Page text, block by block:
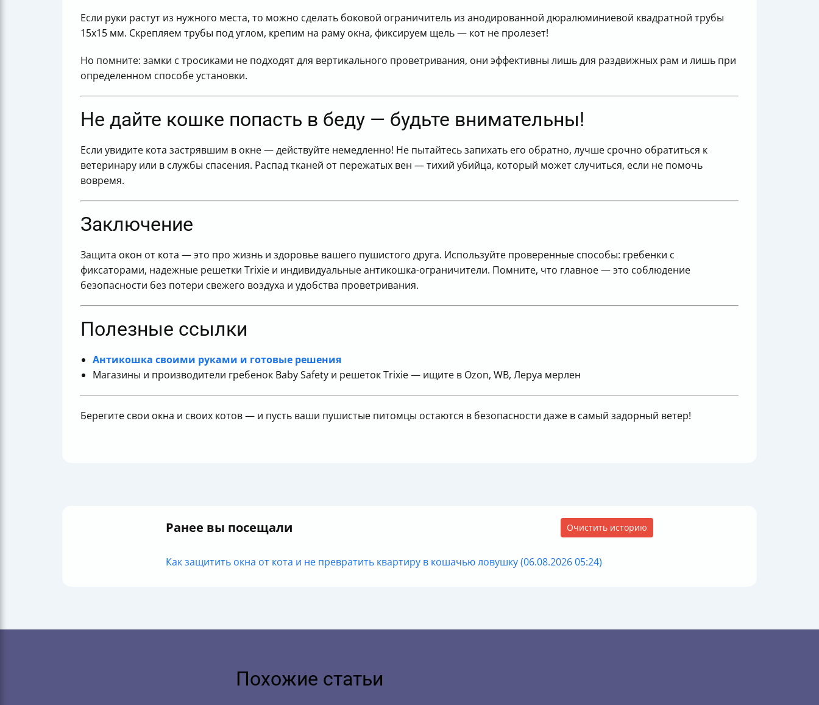
Если руки растут из нужного места, то можно сделать боковой ограничитель из анодированной дюралюминиевой квадратной трубы
15х15 мм. Скрепляем трубы под углом, крепим на раму окна, фиксируем щель — кот не пролезет!
Но помните: замки с тросиками не подходят для вертикального проветривания, они эффективны лишь для раздвижных рам и лишь при
определенном способе установки.
Не дайте кошке попасть в беду — будьте внимательны!
Если увидите кота застрявшим в окне — действуйте немедленно! Не пытайтесь запихать его обратно, лучше срочно обратиться к
ветеринару или в службы спасения. Распад тканей от пережатых вен — тихий убийца, который может случиться, если не помочь
вовремя.
Заключение
Защита окон от кота — это про жизнь и здоровье вашего пушистого друга. Используйте проверенные способы: гребенки с
фиксаторами, надежные решетки Trixie и индивидуальные антикошка-ограничители. Помните, что главное — это соблюдение
безопасности без потери свежего воздуха и удобства проветривания.
Полезные ссылки
Антикошка своими руками и готовые решения
Магазины и производители гребенок Baby Safety и решеток Trixie — ищите в Ozon, WB, Леруа мерлен
Берегите свои окна и своих котов — и пусть ваши пушистые питомцы остаются в безопасности даже в самый задорный ветер!
Ранее вы посещали Очистить историю
Как защитить окна от кота и не превратить квартиру в кошачью ловушку (06.08.2026 05:24)
Похожие статьи